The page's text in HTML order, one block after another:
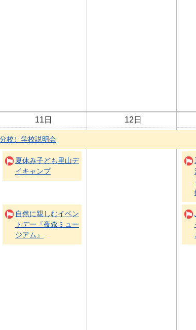
11日 12日
校）学校説明会
夏休み子ども里山デ
イキャンプ
自然に親しむイベン
トデー『夜森ミュー
ジアム』